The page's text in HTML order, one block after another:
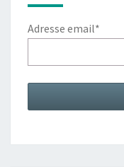
Adresse email*